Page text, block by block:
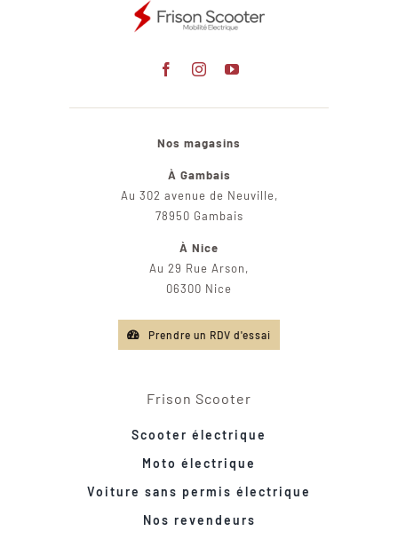
Nos magasins
À Gambais
Au 302 avenue de Neuville,
78950 Gambais
À Nice
Au 29 Rue Arson,
06300 Nice
Prendre un RDV d'essai
Frison Scooter
Scooter électrique
Moto électrique
Voiture sans permis électrique
Nos revendeurs